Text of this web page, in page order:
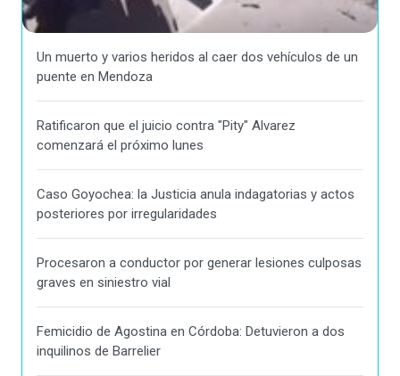
Un muerto y varios heridos al caer dos vehículos de un
puente en Mendoza
Ratificaron que el juicio contra "Pity" Alvarez
comenzará el próximo lunes
Caso Goyochea: la Justicia anula indagatorias y actos
posteriores por irregularidades
Procesaron a conductor por generar lesiones culposas
graves en siniestro vial
Femicidio de Agostina en Córdoba: Detuvieron a dos
inquilinos de Barrelier